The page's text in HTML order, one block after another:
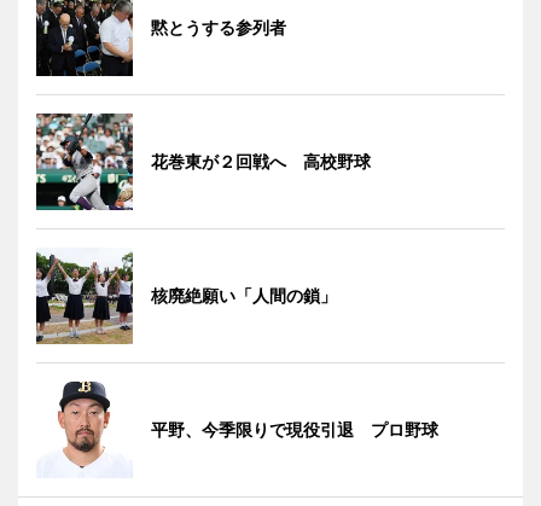
黙とうする参列者
花巻東が２回戦へ 高校野球
核廃絶願い「人間の鎖」
平野、今季限りで現役引退 プロ野球